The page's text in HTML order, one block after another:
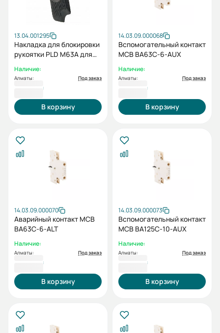
13.04.001295
Накладка для блокировки
рукоятки PLD M63A для
Наличие:
Алматы: Под заказ
В корзину
14.03.09.000068
Вспомогательный контакт
MCB BA63C-6-AUX
Наличие:
Алматы: Под заказ
В корзину
14.03.09.000070
Аварийный контакт MCB
BA63C-6-ALT
Наличие:
Алматы: Под заказ
В корзину
14.03.09.000073
Вспомогательный контакт
MCB BA125C-10-AUX
Наличие:
Алматы: Под заказ
В корзину